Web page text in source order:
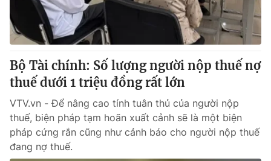
Bộ Tài chính: Số lượng người nộp thuế nợ
thuế dưới 1 triệu đồng rất lớn
VTV.vn - Để nâng cao tính tuân thủ của người nộp
thuế, biện pháp tạm hoãn xuất cảnh sẽ là một biện
pháp cứng rắn cũng như cảnh báo cho người nộp thuế
đang nợ thuế.